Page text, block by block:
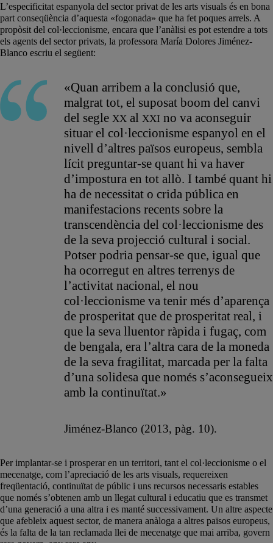
L’especificitat espanyola del sector privat de les arts visuals és en bona
part conseqüència d’aquesta «fogonada» que ha fet poques arrels. A
propòsit del col·leccionisme, encara que l’anàlisi es pot estendre a tots
els agents del sector privats, la professora María Dolores Jiménez-
Blanco escriu el següent:
«Quan arribem a la conclusió que,
malgrat tot, el suposat boom del canvi
del segle XX al XXI no va aconseguir
situar el col·leccionisme espanyol en el
nivell d’altres països europeus, sembla
lícit preguntar-se quant hi va haver
d’impostura en tot allò. I també quant hi
ha de necessitat o crida pública en
manifestacions recents sobre la
transcendència del col·leccionisme des
de la seva projecció cultural i social.
Potser podria pensar-se que, igual que
ha ocorregut en altres terrenys de
l’activitat nacional, el nou
col·leccionisme va tenir més d’aparença
de prosperitat que de prosperitat real, i
que la seva lluentor ràpida i fugaç, com
de bengala, era l’altra cara de la moneda
de la seva fragilitat, marcada per la falta
d’una solidesa que només s’aconsegueix
amb la continuïtat.»
Jiménez-Blanco (2013, pàg. 10).
Per implantar-se i prosperar en un territori, tant el col·leccionisme o el
mecenatge, com l’apreciació de les arts visuals, requereixen
freqüentació, continuïtat de públic i uns recursos necessaris estables
que només s’obtenen amb un llegat cultural i educatiu que es transmet
d’una generació a una altra i es manté successivament. Un altre aspecte
que afebleix aquest sector, de manera anàloga a altres països europeus,
és la falta de la tan reclamada llei de mecenatge que mai arriba, govern